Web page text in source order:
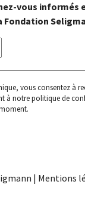
vous informés
vous consentez à
à notrepolitique de
| Mentions